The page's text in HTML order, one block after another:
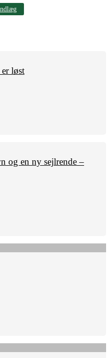
løst
og en ny sejlrende –